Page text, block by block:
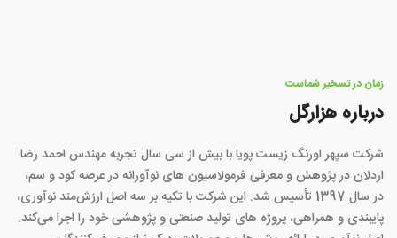
زمان در تسخیر شماست
درباره هزارگل
شرکت سپهر اورنگ زیست پویا با بیش از سی سال تجربه مهندس احمد رضا
اردلان در پژوهش و معرفی فرمولاسیون های نوآورانه در عرصه کود و سم،
در سال 1397 تأسیس شد. این شرکت با تکیه بر سه اصل ارزش‌مند نوآوری،
پایبندی و همراهی، پروژه های تولید صنعتی و پژوهشی خود را اجرا می‌کند.